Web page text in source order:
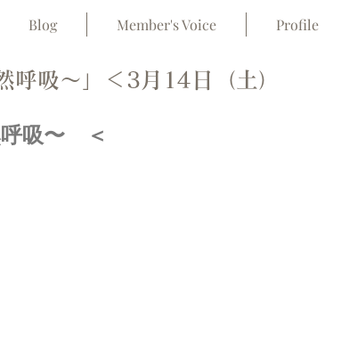
Blog Member's Voice Profile
呼吸〜」＜3月14日（土）
吸〜　＜